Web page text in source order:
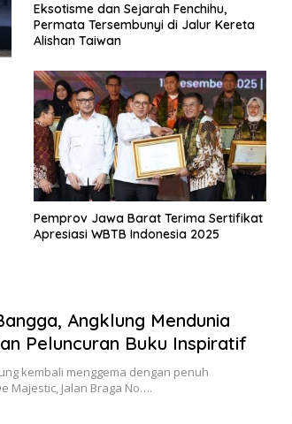
Eksotisme dan Sejarah Fenchihu,
Permata Tersembunyi di Jalur Kereta
Alishan Taiwan
Pemprov Jawa Barat Terima Sertifikat
Apresiasi WBTB Indonesia 2025
Angklung Mendunia
Peluncuran Buku Inspiratif
kembali menggema dengan penuh
Majestic, Jalan Braga No….